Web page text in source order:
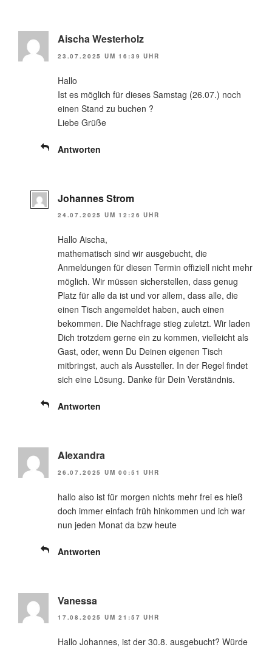
Aischa Westerholz
23.07.2025 UM 16:39 UHR
Hallo
Ist es möglich für dieses Samstag (26.07.) noch
einen Stand zu buchen ?
Liebe Grüße
Antworten
Johannes Strom
24.07.2025 UM 12:26 UHR
Hallo Aischa,
mathematisch sind wir ausgebucht, die
Anmeldungen für diesen Termin offiziell nicht mehr
möglich. Wir müssen sicherstellen, dass genug
Platz für alle da ist und vor allem, dass alle, die
einen Tisch angemeldet haben, auch einen
bekommen. Die Nachfrage stieg zuletzt. Wir laden
Dich trotzdem gerne ein zu kommen, vielleicht als
Gast, oder, wenn Du Deinen eigenen Tisch
mitbringst, auch als Aussteller. In der Regel findet
sich eine Lösung. Danke für Dein Verständnis.
Antworten
Alexandra
26.07.2025 UM 00:51 UHR
hallo also ist für morgen nichts mehr frei es hieß
doch immer einfach früh hinkommen und ich war
nun jeden Monat da bzw heute
Antworten
Vanessa
17.08.2025 UM 21:57 UHR
Hallo Johannes, ist der 30.8. ausgebucht? Würde